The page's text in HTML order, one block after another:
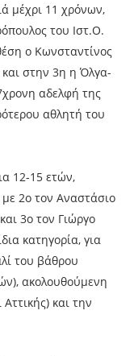
μέχρι 11 χρόνων,
του Ιστ.Ο.
ο Κωνσταντίνος
στην 3η η Όλγα-
αδελφή της
αθλητή του
12-15 ετών,
2ο τον Αναστάσιο
3ο τον Γιώργο
κατηγορία, για
του βάθρου
ακολουθούμενη
και την